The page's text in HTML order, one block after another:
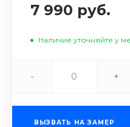
7 990 руб.
Наличие уточняйте у
- +
ВЫЗВАТЬ НА ЗАМЕР